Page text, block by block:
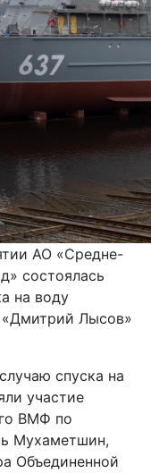
АО «Средне-
состоялась
на воду
Лысов»
спуска на
участие
ВМФ по
Мухаметшин,
Объединенной